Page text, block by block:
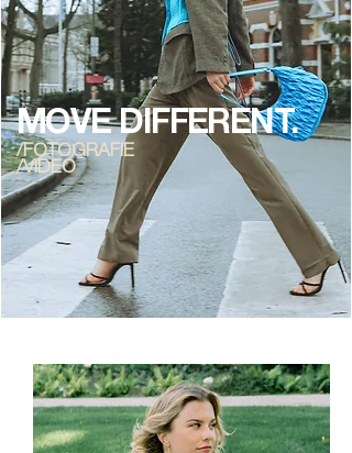
MOVE DIFFERENT.
/FOTOGRAFIE
/VIDEO